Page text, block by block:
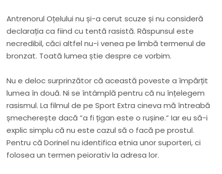
Antrenorul Oțelului nu și-a cerut scuze și nu consideră
declarația ca fiind cu tentă rasistă. Răspunsul este
necredibil, căci altfel nu-i venea pe limbă termenul de
bronzat. Toată lumea știe despre ce vorbim.
Nu e deloc surprinzător că această poveste a împărțit
lumea în două. Ni se întâmplă pentru că nu înțelegem
rasismul. La filmul de pe Sport Extra cineva mă întreabă
șmecherește dacă ”a fi țigan este o rușine.” Iar eu să-i
explic simplu că nu este cazul să o facă pe prostul.
Pentru că Dorinel nu identifica etnia unor suporteri, ci
folosea un termen peiorativ la adresa lor.